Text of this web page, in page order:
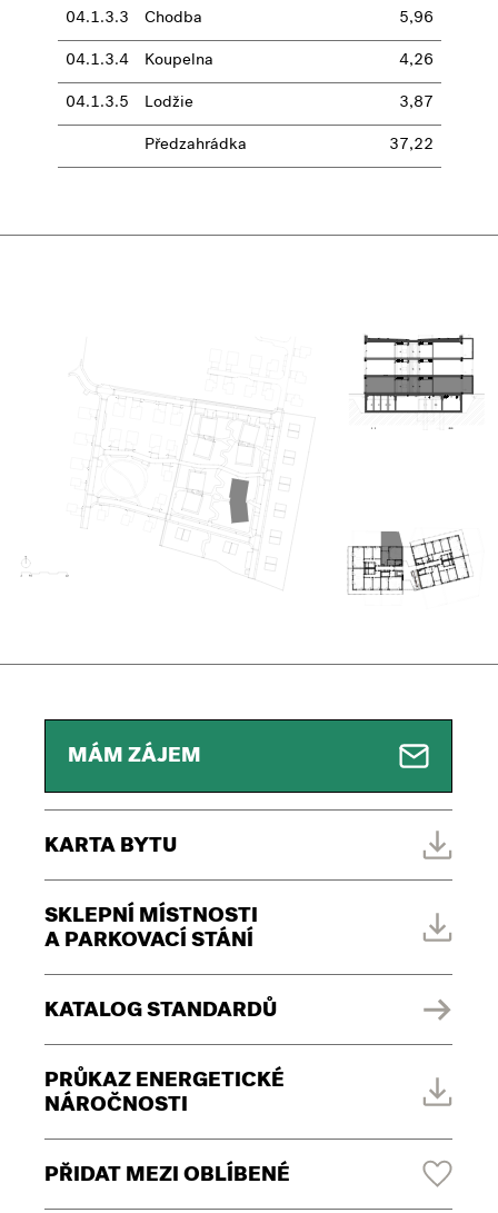
MÁM ZÁJEM
KARTA BYTU
SKLEPNÍ MÍSTNOSTI
A PARKOVACÍ STÁNÍ
KATALOG STANDARDŮ
PRŮKAZ ENERGETICKÉ
NÁROČNOSTI
PŘIDAT MEZI OBLÍBENÉ
04.1.3.3 Chodba 5,96
04.1.3.4 Koupelna 4,26
04.1.3.5 Lodžie 3,87
Předzahrádka 37,22